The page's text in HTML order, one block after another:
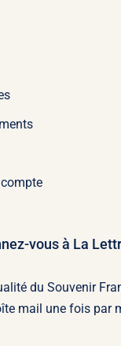
vous à La
du Souvenir
mail une fois par